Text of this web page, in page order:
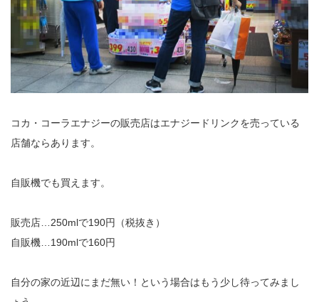
コカ・コーラエナジーの販売店はエナジードリンクを売っている
店舗ならあります。
自販機でも買えます。
販売店…250mlで190円（税抜き）
自販機…190mlで160円
自分の家の近辺にまだ無い！という場合はもう少し待ってみまし